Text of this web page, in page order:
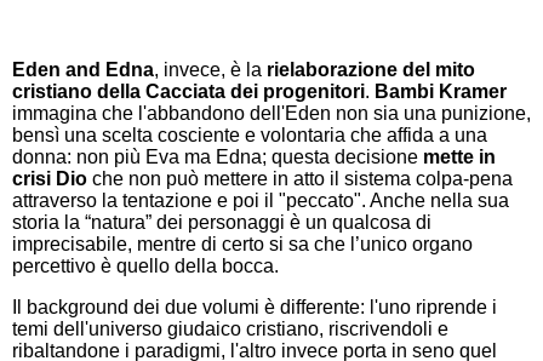
Eden and Edna, invece, è la rielaborazione del mito
cristiano della Cacciata dei progenitori. Bambi Kramer
immagina che l'abbandono dell'Eden non sia una punizione,
bensì una scelta cosciente e volontaria che affida a una
donna: non più Eva ma Edna; questa decisione mette in
crisi Dio che non può mettere in atto il sistema colpa-pena
attraverso la tentazione e poi il "peccato". Anche nella sua
storia la “natura” dei personaggi è un qualcosa di
imprecisabile, mentre di certo si sa che l’unico organo
percettivo è quello della bocca.
Il background dei due volumi è differente: l'uno riprende i
temi dell'universo giudaico cristiano, riscrivendoli e
ribaltandone i paradigmi, l'altro invece porta in seno quel